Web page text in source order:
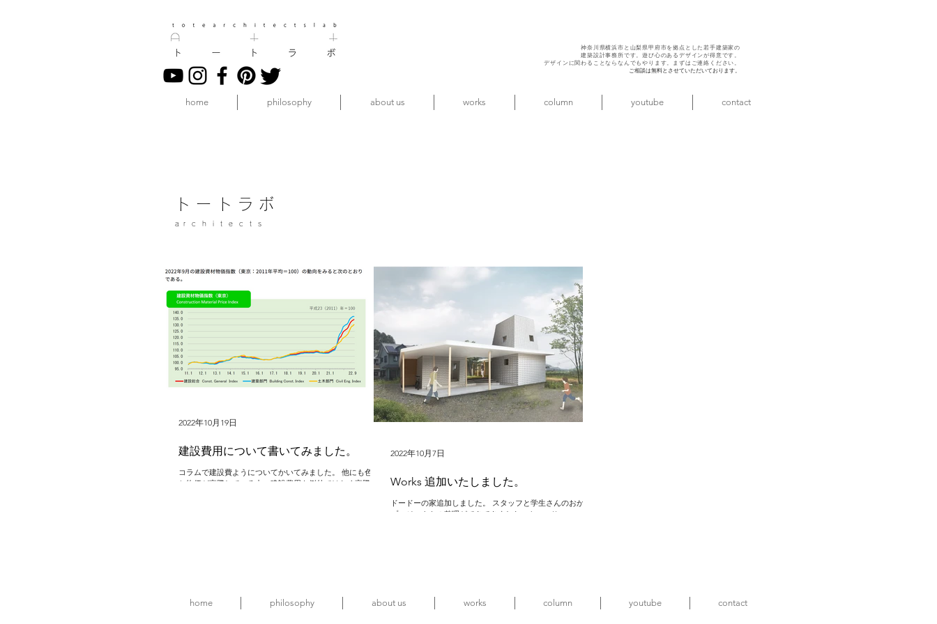
神奈川県横浜市と山梨県甲府市を拠点とした若手建築家の
建築設計事務所です。遊び心のある デザインが得意です。
デザインに関わることならなんでもやります。 まずはご連絡ください。
ご相談は無料とさせていただいております。
home philosophy about us works column youtube contact
ト ー ト ラ ボ
a r c h i t e c t s
建設費用について書いてみました。
コラムで建設費ようについてかいてみました。 他にも色々
と物価が高騰している中、建設費用も例外ではなく高騰して
2022年10月19日
Works 追加いたしました。
ドードーの家追加しました。 スタッフと学生さんのおかげで
プロジェクトの整理ができてきました。 https://www.att-
2022年10月7日
home philosophy about us works column youtube contact